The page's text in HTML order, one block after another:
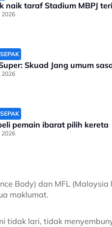
naik taraf Stadium MBPJ
2026
Skuad Jang umum
2026
pemain ibarat pilih kereta
2026
Body) dan MFL
maklumat.
tidak lari, tidak